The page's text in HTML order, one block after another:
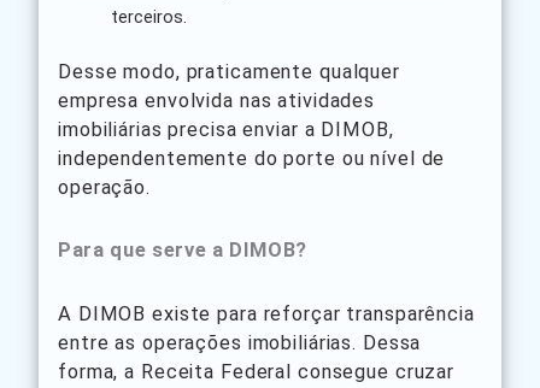
terceiros.
Desse modo, praticamente qualquer
empresa envolvida nas atividades
imobiliárias precisa enviar a DIMOB,
independentemente do porte ou nível de
operação.
Para que serve a DIMOB?
A DIMOB existe para reforçar transparência
entre as operações imobiliárias. Dessa
forma, a Receita Federal consegue cruzar